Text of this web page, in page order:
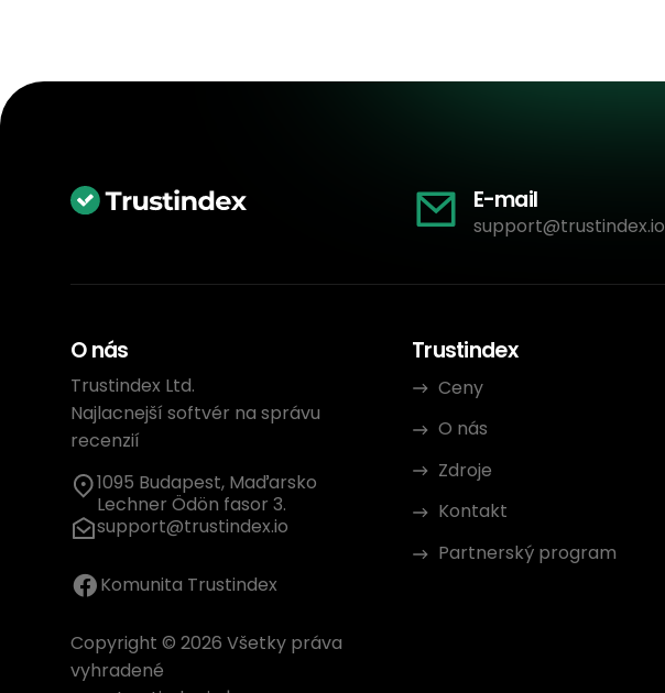
E-mail
support@trustindex.io
O nás
Trustindex Ltd.
Najlacnejší softvér na správu
recenzií
1095 Budapest, Maďarsko
Lechner Ödön fasor 3.
support@trustindex.io
Komunita Trustindex
Copyright © 2026 Všetky práva
vyhradené
Trustindex
Ceny
O nás
Zdroje
Kontakt
Partnerský program